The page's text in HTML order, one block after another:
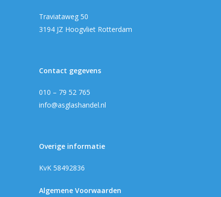
Traviataweg 50
3194 JZ Hoogvliet Rotterdam
Contact gegevens
010 – 79 52 765
info@asglashandel.nl
Overige informatie
KvK 58492836
Algemene Voorwaarden